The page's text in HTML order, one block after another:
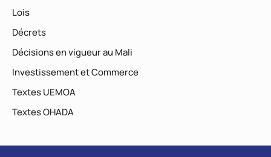
Lois
Décrets
Décisions en vigueur au Mali
Investissement et Commerce
Textes UEMOA
Textes OHADA